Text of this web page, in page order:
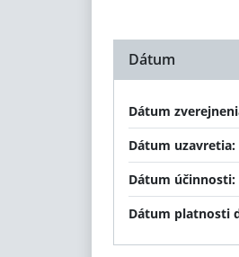
Dátum
Dátum
Dátum uzavretia:
Dátum účinnosti:
Dátum platnosti